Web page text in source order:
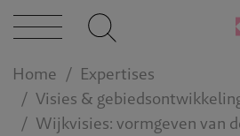
bij
Home
Expertises
Visies &
Wijkvisies: vormgeven van